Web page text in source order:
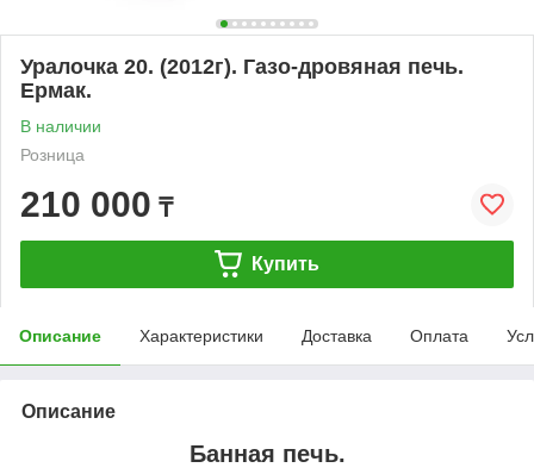
Уралочка 20. (2012г). Газо-дровяная печь.
Ермак.
В наличии
Розница
210 000 ₸
Купить
Описание Характеристики Доставка Оплата
Описание
Банная печь.